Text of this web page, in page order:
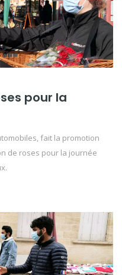
pour la
fait la promotion
de roses pour la journée